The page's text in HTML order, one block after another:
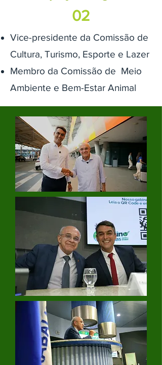
02
Vice-presidente da Comissão de
Cultura, Turismo, Esporte e Lazer
Membro da Comissão de Meio
Ambiente e Bem-Estar Anima​l